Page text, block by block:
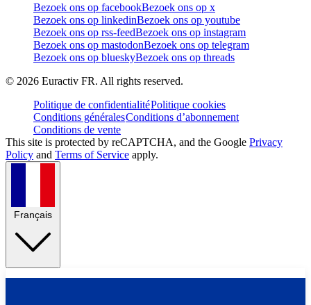
Bezoek ons op facebookBezoek ons op x
Bezoek ons op linkedinBezoek ons op youtube
Bezoek ons op rss-feedBezoek ons op instagram
Bezoek ons op mastodonBezoek ons op telegram
Bezoek ons op blueskyBezoek ons op threads
© 2026 Euractiv FR. All rights reserved.
Politique de confidentialitéPolitique cookies
Conditions généralesConditions d’abonnement
Conditions de vente
This site is protected by reCAPTCHA, and the Google Privacy
Policy and Terms of Service apply.
Français